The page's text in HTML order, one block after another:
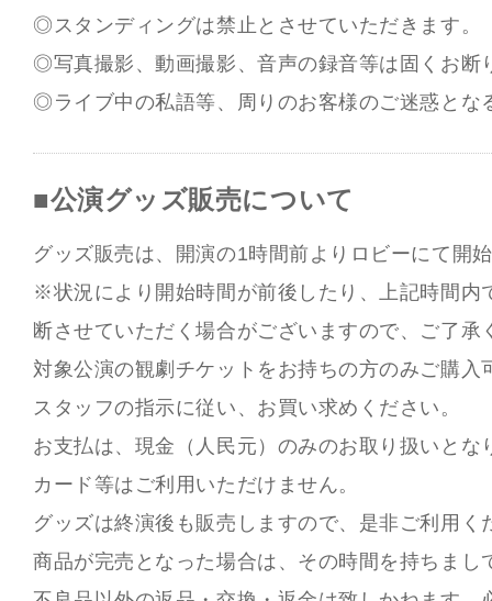
◎スタンディングは禁止とさせていただきます。
◎写真撮影、動画撮影、音声の録音等は固くお断
◎ライブ中の私語等、周りのお客様のご迷惑とな
■公演グッズ販売について
グッズ販売は、開演の1時間前よりロビーにて開
※状況により開始時間が前後したり、上記時間内
断させていただく場合がございますので、ご了承
対象公演の観劇チケットをお持ちの方のみご購入
スタッフの指示に従い、お買い求めください。
お支払は、現金（人民元）のみのお取り扱いと
カード等はご利用いただけません。
グッズは終演後も販売しますので、是非ご利用く
商品が完売となった場合は、その時間を持ちまし